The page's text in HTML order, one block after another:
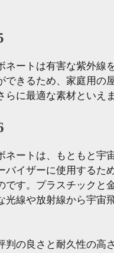
ネートは有害な紫外線
できるため、家庭用の
らに最適な素材といえま
ネートは、もともと宇
バイザーに使用するた
です。プラスチックと
光線や放射線から宇宙
判の良さと耐久性の高